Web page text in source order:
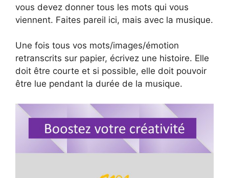
vous devez donner tous les mots qui vous
viennent. Faites pareil ici, mais avec la musique.
Une fois tous vos mots/images/émotion
retranscrits sur papier, écrivez une histoire. Elle
doit être courte et si possible, elle doit pouvoir
être lue pendant la durée de la musique.